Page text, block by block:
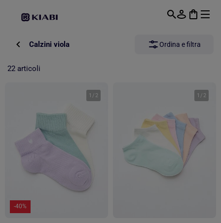
Calzini viola Ordina e filtra
22 articoli
1 / 2
-40%
1 / 2